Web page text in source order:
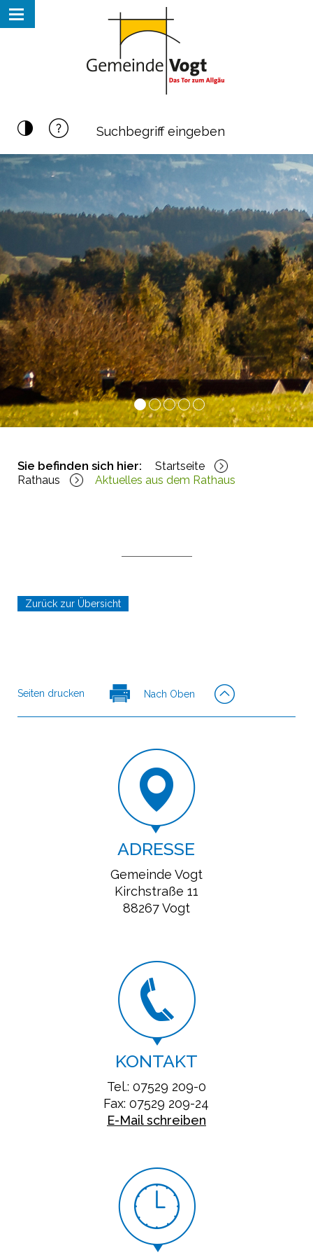
1 2 3 4 5
Sie befinden sich hier:
Startseite
Rathaus
Aktuelles aus dem Rathaus
Zurück zur Übersicht
Seiten drucken Nach Oben
ADRESSE
Gemeinde Vogt
Kirchstraße 11
88267 Vogt
KONTAKT
Tel.: 07529 209-0
Fax: 07529 209-24
E-Mail schreiben